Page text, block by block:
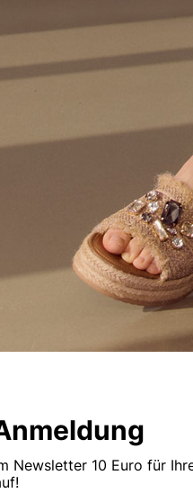
Newsletter 10 Euro für